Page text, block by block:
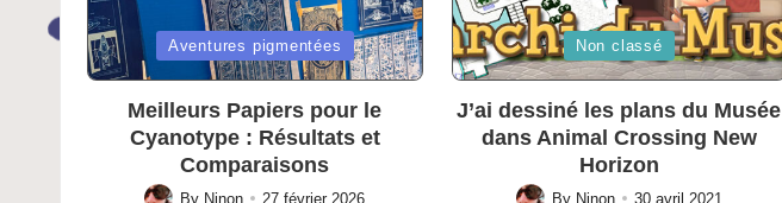
Posted
in
Aventures pigmentées
Meilleurs Papiers pour le
Cyanotype : Résultats et
Comparaisons
By Ninon 27 février 2026
Posted
in
Non classé
J’ai dessiné les plans du Musée
dans Animal Crossing New
Horizon
By Ninon 30 avril 2021